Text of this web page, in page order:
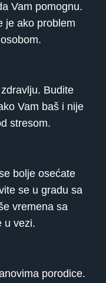
Vam pomognu.
je ako problem
Budite
Vam baš i nije
stresom.
bolje osećate
se u gradu sa
vremena sa
u vezi.
porodice.